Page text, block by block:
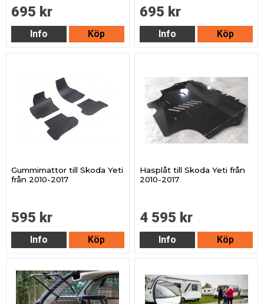
695 kr
Info Köp
695 kr
Info Köp
Gummimattor till Skoda Yeti
från 2010-2017
595 kr
Info Köp
Hasplåt till Skoda Yeti från
2010-2017
4 595 kr
Info Köp